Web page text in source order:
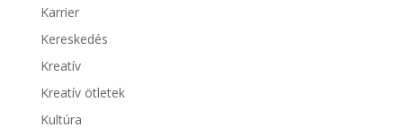
Karrier
Kereskedés
Kreatív
Kreatív ötletek
Kultúra